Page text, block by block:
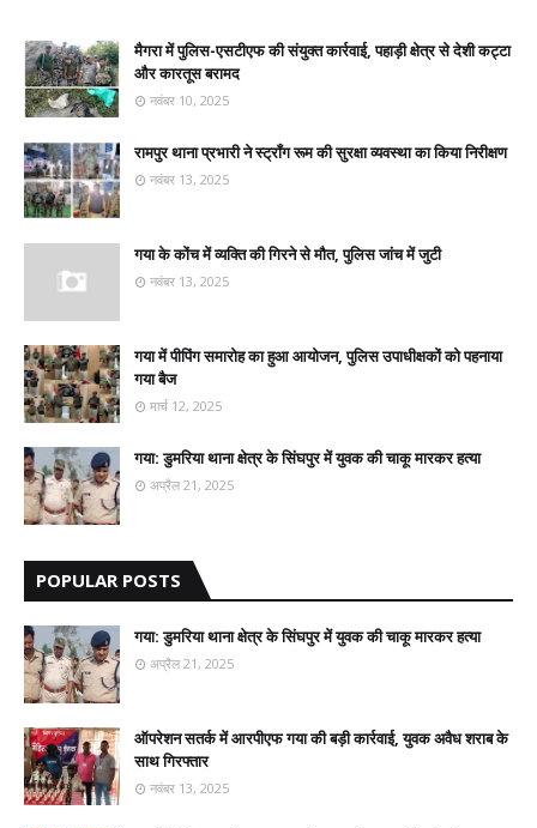
मैगरा में पुलिस-एसटीएफ की संयुक्त कार्रवाई, पहाड़ी क्षेत्र से देशी कट्टा
और कारतूस बरामद
नवंबर 10, 2025
रामपुर थाना प्रभारी ने स्ट्रॉंग रूम की सुरक्षा व्यवस्था का किया निरीक्षण
नवंबर 13, 2025
गया के कोंच में व्यक्ति की गिरने से मौत, पुलिस जांच में जुटी
नवंबर 13, 2025
गया में पीपिंग समारोह का हुआ आयोजन, पुलिस उपाधीक्षकों को पहनाया
गया बैज
मार्च 12, 2025
गया: डुमरिया थाना क्षेत्र के सिंघपुर में युवक की चाकू मारकर हत्या
अप्रैल 21, 2025
POPULAR POSTS
गया: डुमरिया थाना क्षेत्र के सिंघपुर में युवक की चाकू मारकर हत्या
अप्रैल 21, 2025
ऑपरेशन सतर्क में आरपीएफ गया की बड़ी कार्रवाई, युवक अवैध शराब के
साथ गिरफ्तार
नवंबर 13, 2025